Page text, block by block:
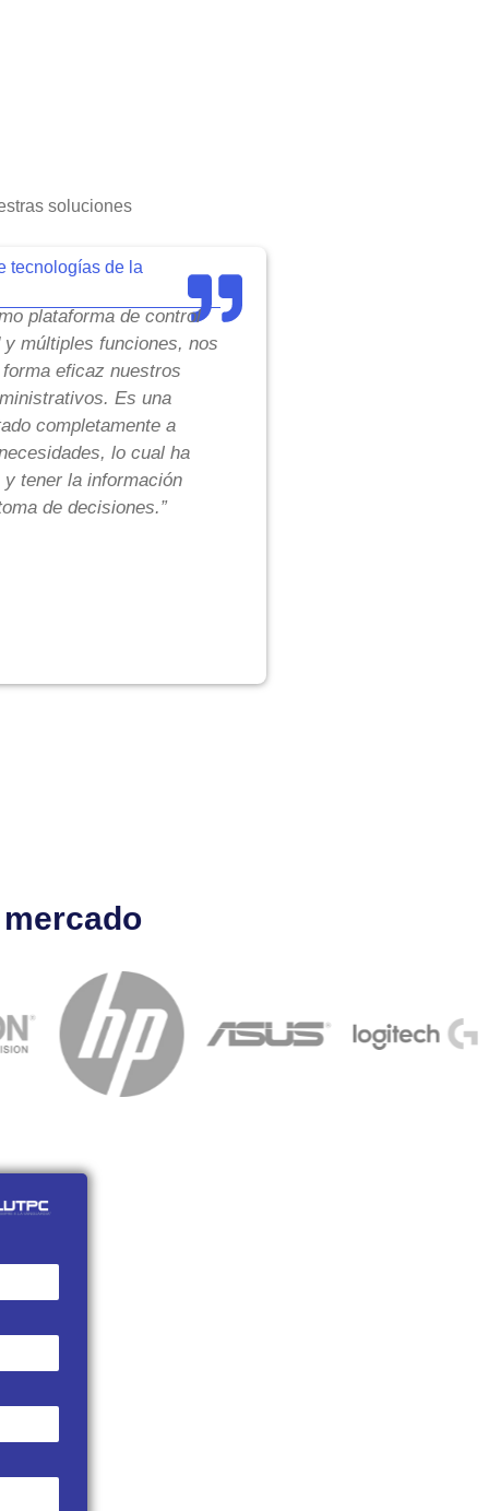
soluciones
tecnologías de la
plataforma de control
múltiples funciones, nos
eficaz nuestros
Es una
completamente a
lo cual ha
tener la información
de decisiones.”